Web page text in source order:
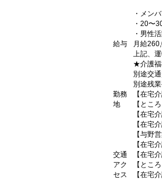
・メン
・20〜
・男性
給与
月給
上記、
★介護福
別途交
別途残
勤務
地
【在宅
【とこ
【在宅
【在宅
【与野
【在宅
交通
アク
セス
【在宅
【とこ
【在宅